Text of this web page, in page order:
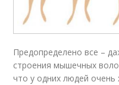
Предопределено все –
строения мышечных
что у одних людей